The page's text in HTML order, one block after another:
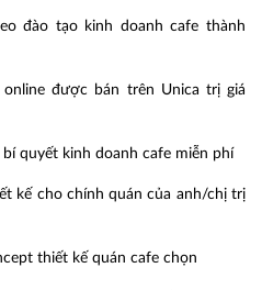
đào tạo kinh doanh cafe thành
được bán trên Unica trị giá
quyết kinh doanh cafe miễn phí
kế cho chính quán của anh/chị trị
thiết kế quán cafe chọn